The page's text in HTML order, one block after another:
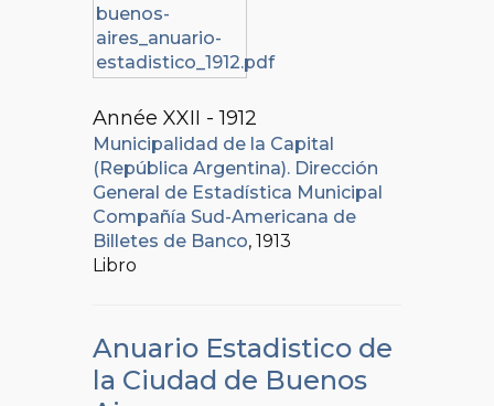
Année XXII - 1912
Municipalidad de la Capital
(República Argentina). Dirección
General de Estadística Municipal
Compañía Sud-Americana de
Billetes de Banco, 1913
Libro
Anuario Estadistico de
la Ciudad de Buenos